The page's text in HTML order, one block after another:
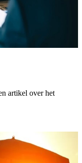
artikel over het